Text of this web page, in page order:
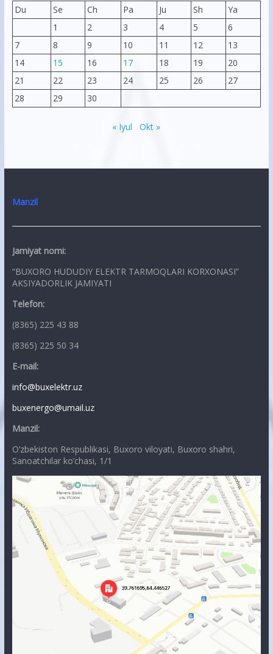
Du
Se Ch Pa Ju Sh
Ya
1
2 3 4 5
6
7
8 9 10 11 12
13
14
15 16 17 18 19
20
21
22 23 24 25 26
27
28
29 30
« Iyul Okt »
Manzil
Jamiyat nomi:
“BUXORO HUDUDIY ELEKTR TARMOQLARI KORXONASI”
AKSIYADORLIK JAMIYATI
Telefon:
(8365) 225 43 88
(8365) 225 50 34
E-mail:
info@buxelektr.uz
buxenergo@umail.uz
Manzil:
O’zbekiston Respublikasi, Buxoro viloyati, Buxoro shahri,
Sanoatchilar ko’chasi, 1/1